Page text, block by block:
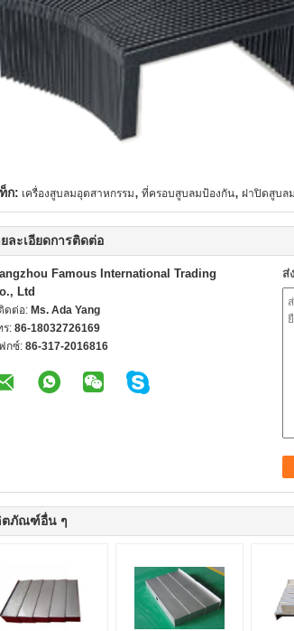
ก: เครื่องสูบลมอุตสาหกรรม, ที่ครอบสูบลมป้องกัน, ฝาปิดสูบล
ละเอียดการติดต่อ
Famous International Trading
Ltd
ดต่อ: Ms. Ada Yang
ร: 86-18032726169
กซ์: 86-317-2016816
ส่
ตภัณฑ์อื่น ๆ